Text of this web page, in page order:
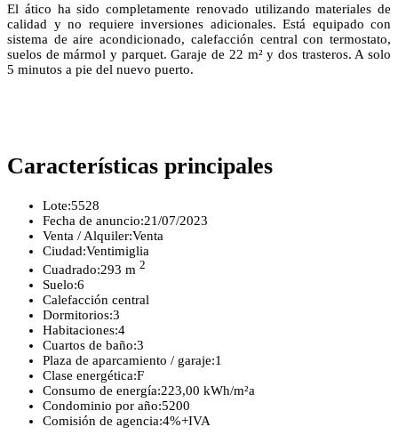
El ático ha sido completamente renovado utilizando materiales de
calidad y no requiere inversiones adicionales. Está equipado con
sistema de aire acondicionado, calefacción central con termostato,
suelos de mármol y parquet. Garaje de 22 m² y dos trasteros. A solo
5 minutos a pie del nuevo puerto.
Características principales
Lote:5528
Fecha de anuncio:21/07/2023
Venta / Alquiler:Venta
Ciudad:Ventimiglia
Cuadrado:293 m 2
Suelo:6
Calefacción central
Dormitorios:3
Habitaciones:4
Cuartos de baño:3
Plaza de aparcamiento / garaje:1
Clase energética:F
Consumo de energía:223,00 kWh/m²a
Condominio por año:5200
Comisión de agencia:4%+IVA